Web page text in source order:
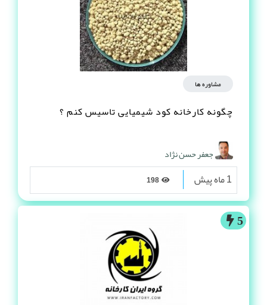
مشاوره ها
چگونه کارخانه کود شیمیایی تاسیس کنم ؟
جعفر حسن نژاد
1 ماه پیش
5